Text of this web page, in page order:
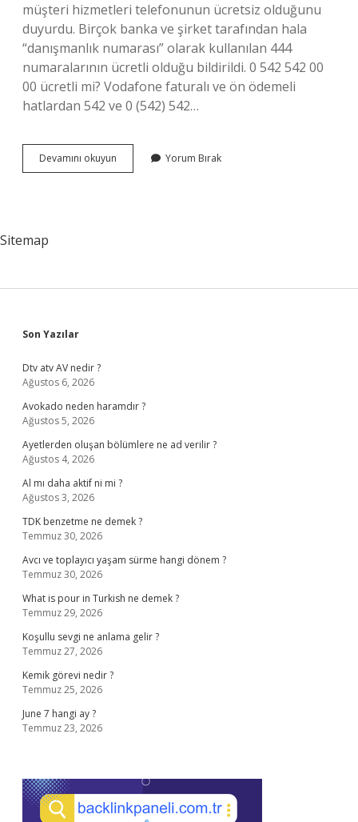
müşteri hizmetleri telefonunun ücretsiz olduğunu
duyurdu. Birçok banka ve şirket tarafından hala
“danışmanlık numarası” olarak kullanılan 444
numaralarının ücretli olduğu bildirildi. 0 542 542 00
00 ücretli mi? Vodafone faturalı ve ön ödemeli
hatlardan 542 ve 0 (542) 542…
Devamını okuyun
Hizmetlerini
Yorum Bırak
Sitemap
Sidebar
Son Yazılar
Dtv atv AV nedir ?
Ağustos 6, 2026
Avokado neden haramdır ?
Ağustos 5, 2026
Ayetlerden oluşan bölümlere ne ad verilir ?
Ağustos 4, 2026
Al mı daha aktif ni mi ?
Ağustos 3, 2026
TDK benzetme ne demek ?
Temmuz 30, 2026
Avcı ve toplayıcı yaşam sürme hangi dönem ?
Temmuz 30, 2026
What is pour in Turkish ne demek ?
Temmuz 29, 2026
Koşullu sevgi ne anlama gelir ?
Temmuz 27, 2026
Kemik görevi nedir ?
Temmuz 25, 2026
June 7 hangi ay ?
Temmuz 23, 2026